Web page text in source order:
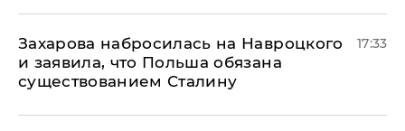
​Захарова набросилась на Навроцкого
и заявила, что Польша обязана
существованием Сталину
17:33